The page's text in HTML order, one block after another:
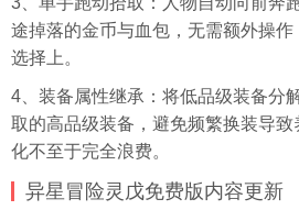
途掉落的金币与血包，无需额外操
选择上。
4、装备属性继承：将低品级装备分
取的高品级装备，避免频繁换装导
化不至于完全浪费。
异星冒险灵戊免费版内容更新